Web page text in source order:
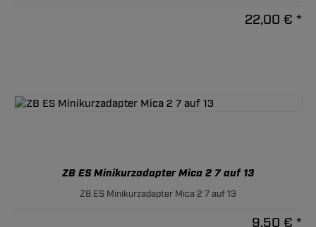
22,00 € *
ZB ES Minikurzadapter Mica 2 7 auf 13
ZB ES Minikurzadapter Mica 2 7 auf 13
9,50 € *